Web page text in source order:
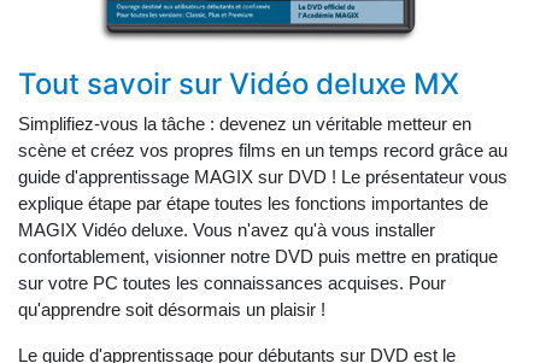
Tout savoir sur Vidéo deluxe MX
Simplifiez-vous la tâche : devenez un véritable metteur en
scène et créez vos propres films en un temps record grâce au
guide d'apprentissage MAGIX sur DVD ! Le présentateur vous
explique étape par étape toutes les fonctions importantes de
MAGIX Vidéo deluxe. Vous n'avez qu'à vous installer
confortablement, visionner notre DVD puis mettre en pratique
sur votre PC toutes les connaissances acquises. Pour
qu'apprendre soit désormais un plaisir !
Le guide d'apprentissage pour débutants sur DVD est le